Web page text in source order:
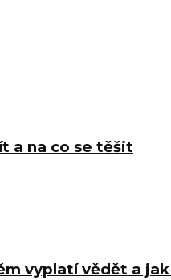
a na co se těšit
vyplatí vědět a